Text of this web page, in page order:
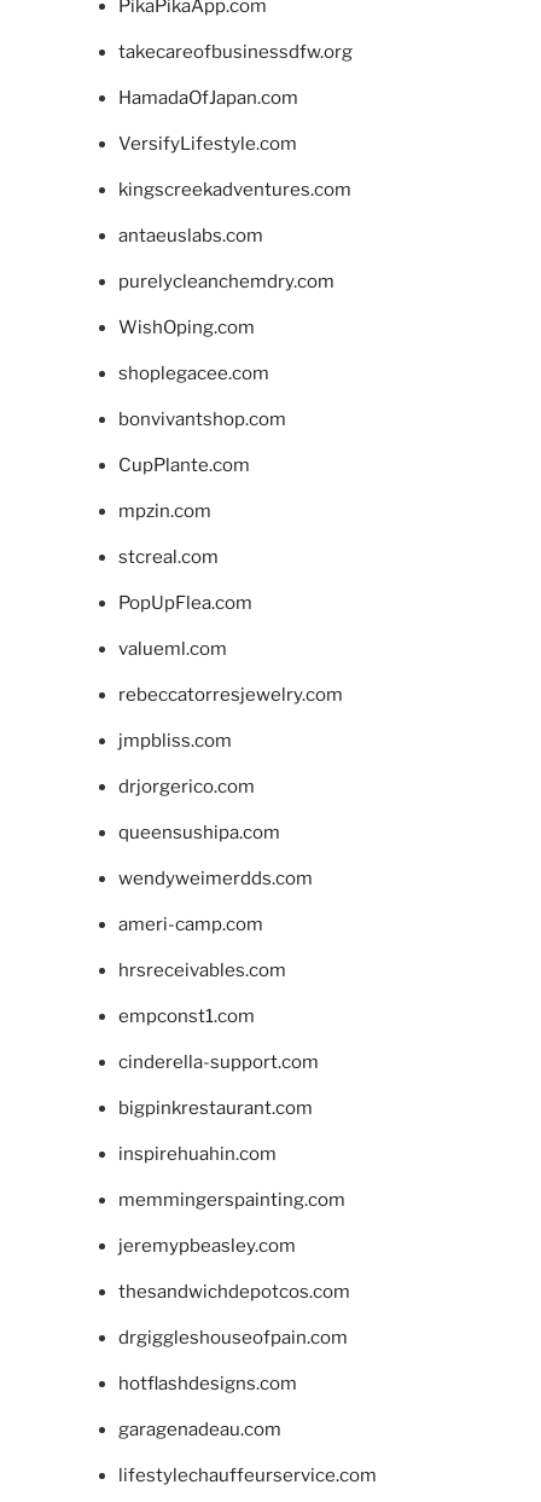
PikaPikaApp.com
takecareofbusinessdfw.org
HamadaOfJapan.com
VersifyLifestyle.com
kingscreekadventures.com
antaeuslabs.com
purelycleanchemdry.com
WishOping.com
shoplegacee.com
bonvivantshop.com
CupPlante.com
mpzin.com
stcreal.com
PopUpFlea.com
valueml.com
rebeccatorresjewelry.com
jmpbliss.com
drjorgerico.com
queensushipa.com
wendyweimerdds.com
ameri-camp.com
hrsreceivables.com
empconst1.com
cinderella-support.com
bigpinkrestaurant.com
inspirehuahin.com
memmingerspainting.com
jeremypbeasley.com
thesandwichdepotcos.com
drgiggleshouseofpain.com
hotflashdesigns.com
garagenadeau.com
lifestylechauffeurservice.com